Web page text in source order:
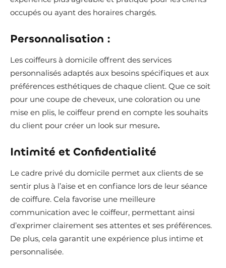
occupés ou ayant des horaires chargés.
Personnalisation :
Les coiffeurs à domicile offrent des services
personnalisés adaptés aux besoins spécifiques et aux
préférences esthétiques de chaque client. Que ce soit
pour une coupe de cheveux, une coloration ou une
mise en plis, le coiffeur prend en compte les souhaits
du client pour créer un look sur mesure.
Intimité et Confidentialité
Le cadre privé du domicile permet aux clients de se
sentir plus à l’aise et en confiance lors de leur séance
de coiffure. Cela favorise une meilleure
communication avec le coiffeur, permettant ainsi
d’exprimer clairement ses attentes et ses préférences.
De plus, cela garantit une expérience plus intime et
personnalisée.